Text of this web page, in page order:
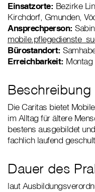
Einsatzorte: Bezirke
Kirchdorf, Gmunden,
Ansprechperson:
Bürostandort:
Erreichbarkeit: Montag
Die Caritas bietet
im Alltag für ältere
bestens ausgebildet
fachlich laufend
Dauer des
laut